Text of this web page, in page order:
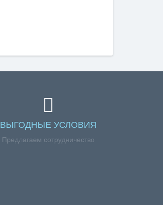
ВЫГОДНЫЕ УСЛОВИЯ
Предлагаем сотрудничество